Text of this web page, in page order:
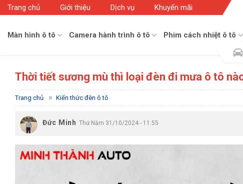
Skip
to
content
Trang chủ Giới thiệu Dịch vụ Khuyến mãi
Màn hình ô tô Camera hành trình ô tô Phim cách nhiệt ô tô
Thời tiết sương mù thì loại đèn đi mưa ô tô
Trang chủ » Kiến thức đèn ô tô
Đức Minh Thứ Năm 31/10/2024 - 11:55